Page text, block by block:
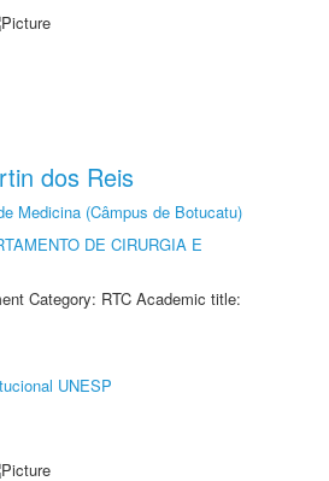
dos Reis
Medicina (Câmpus de Botucatu)
DE CIRURGIA E
Category: RTC Academic title:
UNESP